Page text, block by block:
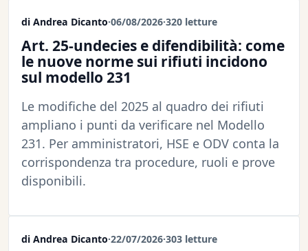
di Andrea Dicanto·06/08/2026·320 letture
Art. 25-undecies e difendibilità: come
le nuove norme sui rifiuti incidono
sul modello 231
Le modifiche del 2025 al quadro dei rifiuti
ampliano i punti da verificare nel Modello
231. Per amministratori, HSE e ODV conta la
corrispondenza tra procedure, ruoli e prove
disponibili.
di Andrea Dicanto·22/07/2026·303 letture